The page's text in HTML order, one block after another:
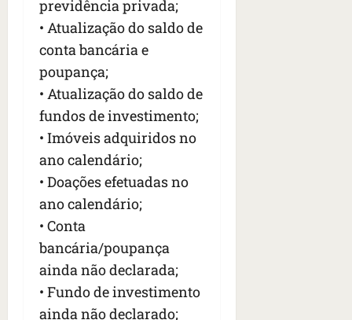
previdência privada;
• Atualização do saldo de
conta bancária e
poupança;
• Atualização do saldo de
fundos de investimento;
• Imóveis adquiridos no
ano calendário;
• Doações efetuadas no
ano calendário;
• Conta
bancária/poupança
ainda não declarada;
• Fundo de investimento
ainda não declarado;